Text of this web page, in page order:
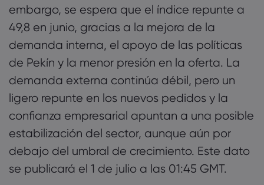
embargo, se espera que el índice repunte a
49,8 en junio, gracias a la mejora de la
demanda interna, el apoyo de las políticas
de Pekín y la menor presión en la oferta. La
demanda externa continúa débil, pero un
ligero repunte en los nuevos pedidos y la
confianza empresarial apuntan a una posible
estabilización del sector, aunque aún por
debajo del umbral de crecimiento. Este dato
se publicará el 1 de julio a las 01:45 GMT.